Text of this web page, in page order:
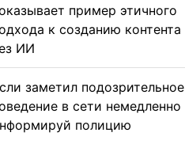
пример этичного
к созданию контента
ИИ
заметил подозрительное
в сети немедленно
полицию